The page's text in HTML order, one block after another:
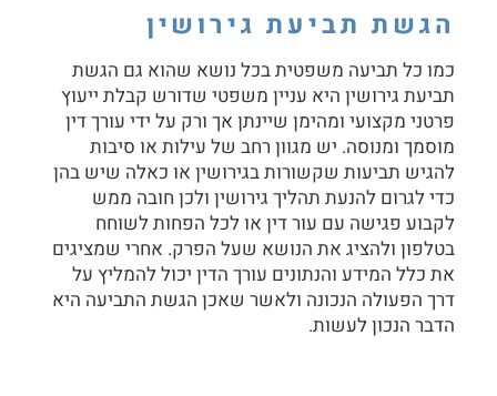
הגשת תביעת גירושין
כמו כל תביעה משפטית בכל נושא שהוא גם הגשת
תביעת גירושין היא עניין משפטי שדורש קבלת ייעוץ
פרטני מקצועי ומהימן שיינתן אך ורק על ידי עורך דין
מוסמך ומנוסה. יש מגוון רחב של עילות או סיבות
להגיש תביעות שקשורות בגירושין או כאלה שיש בהן
כדי לגרום להנעת תהליך גירושין ולכן חובה ממש
לקבוע פגישה עם עור דין או לכל הפחות לשוחח
בטלפון ולהציג את הנושא שעל הפרק. אחרי שמציגים
את כלל המידע והנתונים עורך הדין יכול להמליץ על
דרך הפעולה הנכונה ולאשר שאכן הגשת התביעה היא
הדבר הנכון לעשות.